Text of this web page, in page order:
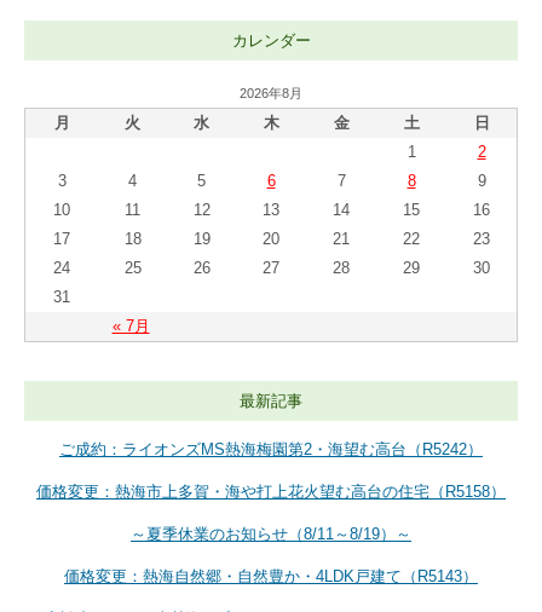
カレンダー
2026年8月
月 火 水 木 金 土 日
« 7月
1
2
3
4 5 6 7 8
9
10
11 12 13 14 15
16
17
18 19 20 21 22
23
24
25 26 27 28 29
30
31
最新記事
ご成約：ライオンズMS熱海梅園第2・海望む高台（R5242）
価格変更：熱海市上多賀・海や打上花火望む高台の住宅（R5158）
～夏季休業のお知らせ（8/11～8/19）～
価格変更：熱海自然郷・自然豊か・4LDK戸建て（R5143）